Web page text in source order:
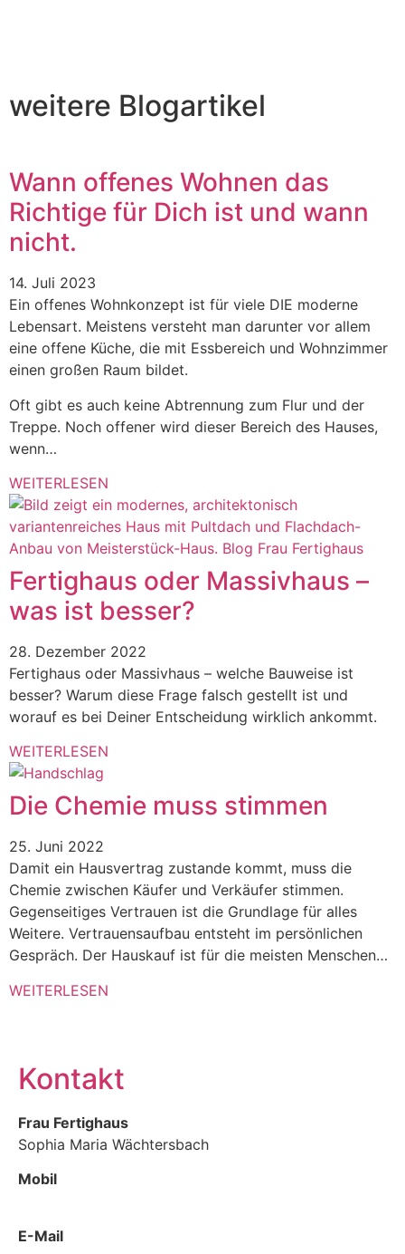
weitere Blogartikel
Wann offenes Wohnen das
Richtige für Dich ist und wann
nicht.
14. Juli 2023
Ein offenes Wohnkonzept ist für viele DIE moderne
Lebensart. Meistens versteht man darunter vor allem
eine offene Küche, die mit Essbereich und Wohnzimmer
einen großen Raum bildet.
Oft gibt es auch keine Abtrennung zum Flur und der
Treppe. Noch offener wird dieser Bereich des Hauses,
wenn…
WEITERLESEN
Fertighaus oder Massivhaus –
was ist besser?
28. Dezember 2022
Fertighaus oder Massivhaus – welche Bauweise ist
besser? Warum diese Frage falsch gestellt ist und
worauf es bei Deiner Entscheidung wirklich ankommt.
WEITERLESEN
Die Chemie muss stimmen
25. Juni 2022
Damit ein Hausvertrag zustande kommt, muss die
Chemie zwischen Käufer und Verkäufer stimmen.
Gegenseitiges Vertrauen ist die Grundlage für alles
Weitere. Vertrauensaufbau entsteht im persönlichen
Gespräch. Der Hauskauf ist für die meisten Menschen…
WEITERLESEN
Kontakt
Frau Fertighaus
Sophia Maria Wächtersbach
Mobil
E-Mail